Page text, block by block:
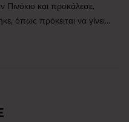
Πινόκιο και προκάλεσε,
όπως πρόκειται να γίνει...